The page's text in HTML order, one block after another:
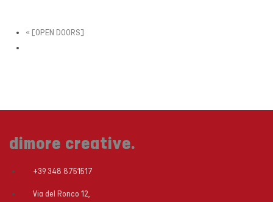
« [OPEN DOORS]
dimore creative.
+39 348 8751517
Via del Ronco 12,